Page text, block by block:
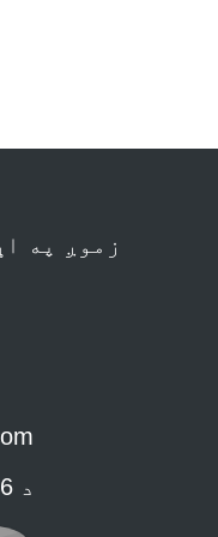
زموږ په
د 86-15921556756 معرفي کول